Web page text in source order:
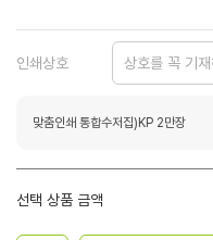
인쇄상호
맞춤인쇄 통합수저집)KP 2만장
선택 상품 금액